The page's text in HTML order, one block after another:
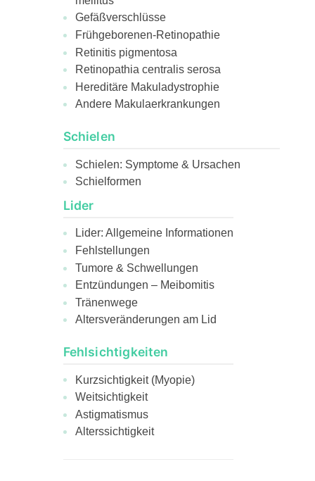
Gefäßverschlüsse
Frühgeborenen-Retinopathie
Retinitis pigmentosa
Retinopathia centralis serosa
Hereditäre Makuladystrophie
Andere Makulaerkrankungen
Schielen
Schielen: Symptome & Ursachen
Schielformen
Lider
Lider: Allgemeine Informationen
Fehlstellungen
Tumore & Schwellungen
Entzündungen – Meibomitis
Tränenwege
Altersveränderungen am Lid
Fehlsichtigkeiten
Kurzsichtigkeit (Myopie)
Weitsichtigkeit
Astigmatismus
Alterssichtigkeit